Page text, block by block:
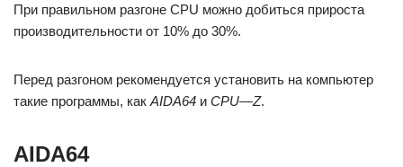
При правильном разгоне CPU можно добиться прироста
производительности от 10% до 30%.
Перед разгоном рекомендуется установить на компьютер
такие программы, как AIDA64 и CPU—Z.
AIDA64